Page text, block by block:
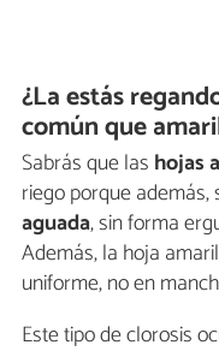
¿La estás
común que
Sabrás que las hojas
riego porque además,
aguada, sin forma
Además, la hoja
uniforme, no en
Este tipo de clorosis